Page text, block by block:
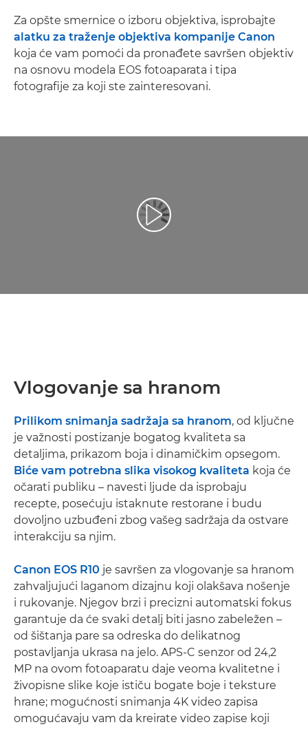
Za opšte smernice o izboru objektiva, isprobajte
alatku za traženje objektiva kompanije Canon
koja će vam pomoći da pronađete savršen objektiv
na osnovu modela EOS fotoaparata i tipa
fotografije za koji ste zainteresovani.
Reprodukcija video zapisa
Vlogovanje sa hranom
Prilikom snimanja sadržaja sa hranom, od ključne
je važnosti postizanje bogatog kvaliteta sa
detaljima, prikazom boja i dinamičkim opsegom.
Biće vam potrebna slika visokog kvaliteta koja će
očarati publiku – navesti ljude da isprobaju
recepte, posećuju istaknute restorane i budu
dovoljno uzbuđeni zbog vašeg sadržaja da ostvare
interakciju sa njim.
Canon EOS R10 je savršen za vlogovanje sa hranom
zahvaljujući laganom dizajnu koji olakšava nošenje
i rukovanje. Njegov brzi i precizni automatski fokus
garantuje da će svaki detalj biti jasno zabeležen –
od šištanja pare sa odreska do delikatnog
postavljanja ukrasa na jelo. APS-C senzor od 24,2
MP na ovom fotoaparatu daje veoma kvalitetne i
živopisne slike koje ističu bogate boje i teksture
hrane; mogućnosti snimanja 4K video zapisa
omogućavaju vam da kreirate video zapise koji